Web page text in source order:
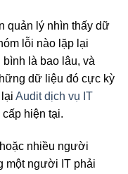
quản lý nhìn thấy dữ
lỗi nào lặp lại
là bao lâu, và
dữ liệu đó cực kỳ
Audit dịch vụ IT
hiện tại.
nhiều người
một người IT phải